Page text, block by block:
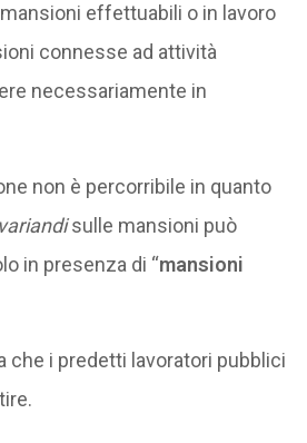
effettuabili o in lavoro
connesse ad attività
necessariamente in
non è percorribile in quanto
sulle mansioni può
in presenza di “mansioni
che i predetti lavoratori pubblici